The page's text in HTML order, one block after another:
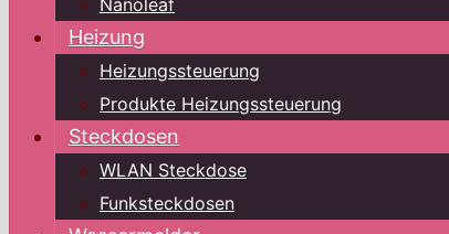
Nanoleaf
Heizung
Heizungssteuerung
Produkte Heizungssteuerung
Steckdosen
WLAN Steckdose
Funksteckdosen